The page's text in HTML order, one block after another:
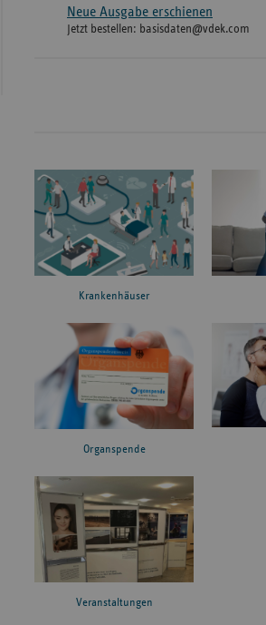
Neue Ausgabe erschienen
Jetzt bestellen: basisdaten@vdek.com
Krankenhäuser
Organspende
Veranstaltungen